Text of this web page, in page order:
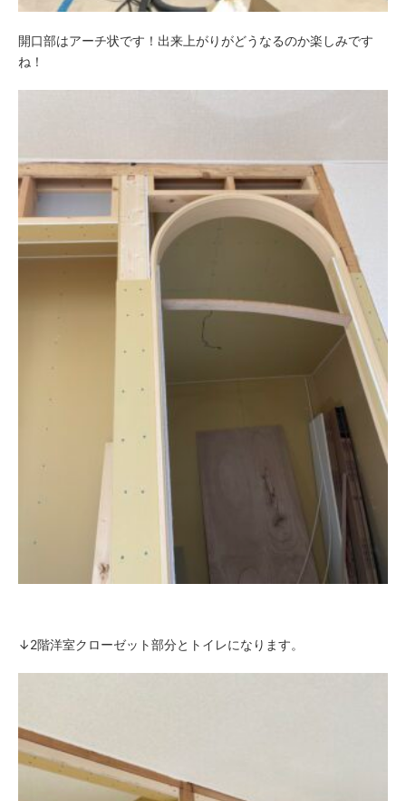
開口部はアーチ状です！出来上がりがどうなるのか楽しみです
ね！
↓2階洋室クローゼット部分とトイレになります。